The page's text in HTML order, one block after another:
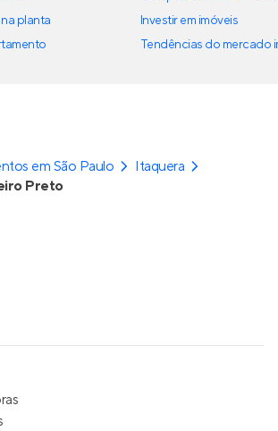
planta
Investir em imóveis
Tendências do mercado
em São Paulo
Itaquera
Preto